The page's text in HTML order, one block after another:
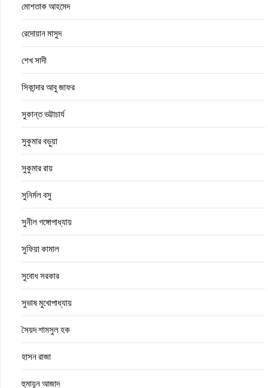
মোশতাক আহমেদ
রেদোয়ান মাসুদ
শেখ সাদী
সিকান্দার আবু জাফর
সুকান্ত ভট্টাচার্য
সুকুমার বড়ুয়া
সুকুমার রায়
সুনির্মল বসু
সুনীল গঙ্গোপাধ্যায়
সুফিয়া কামাল
সুবোধ সরকার
সুভাষ মুখোপাধ্যায়
সৈয়দ শামসুল হক
হাসন রাজা
হুমায়ুন আজাদ